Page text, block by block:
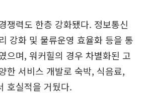
쟁력도 한층 강화됐다. 정보통신
강화 및 물류운영 효율화 등을 통
으며, 워커힐의 경우 차별화된 고
한 서비스 개발로 숙박, 식음료,
호실적을 거뒀다.